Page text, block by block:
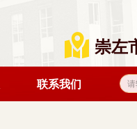
崇左
낕
联系我们